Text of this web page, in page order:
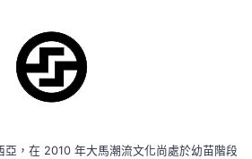
亞，在 2010 年大馬潮流文化尚處於幼苗階段